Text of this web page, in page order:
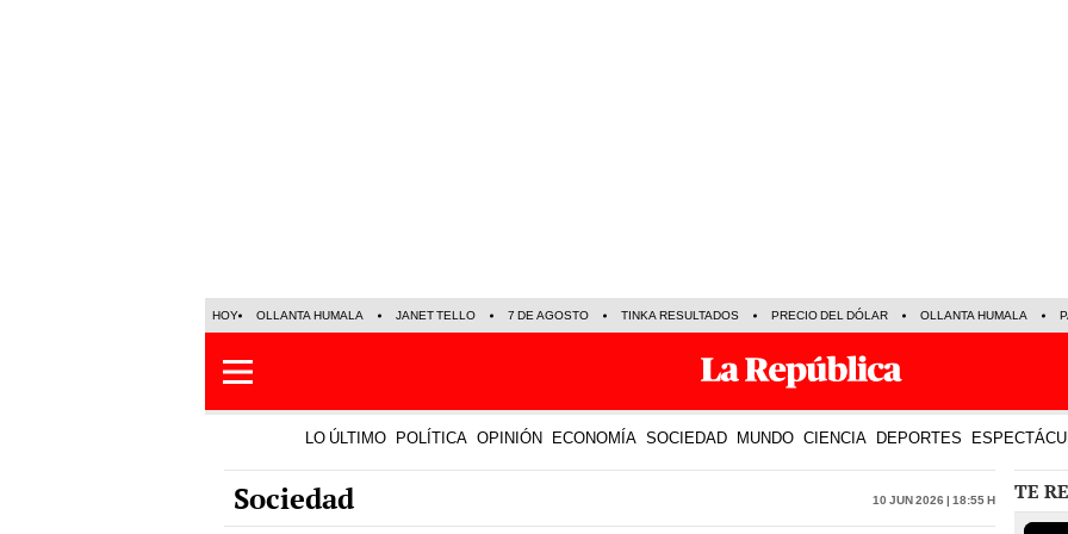
HOY OLLANTA HUMALA JANET TELLO 7 DE AGOSTO TINKA RESULTADOS PRECIO DEL DÓLAR OLLANTA HUMALA
LO ÚLTIMO POLÍTICA OPINIÓN ECONOMÍA SOCIEDAD MUNDO CIENCIA DEPORTES
Sociedad 10 Jun 2026 | 18:55 h TE